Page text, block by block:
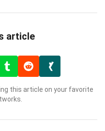
article
this article on your favorite